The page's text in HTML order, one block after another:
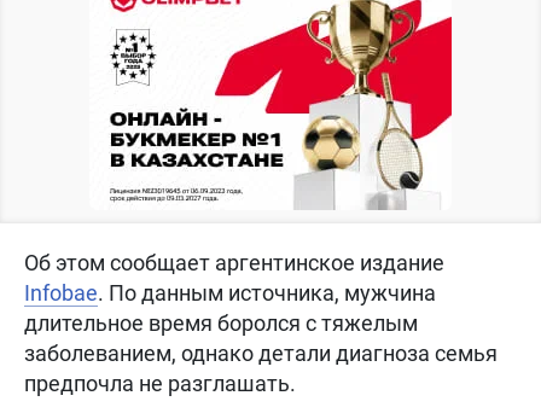
Об этом сообщает аргентинское издание
Infobae. По данным источника, мужчина
длительное время боролся с тяжелым
заболеванием, однако детали диагноза семья
предпочла не разглашать.